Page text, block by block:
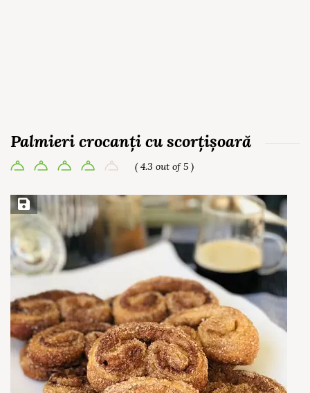
Palmieri crocanți cu scorțișoară
( 4.3 out of 5 )
Save Recipe